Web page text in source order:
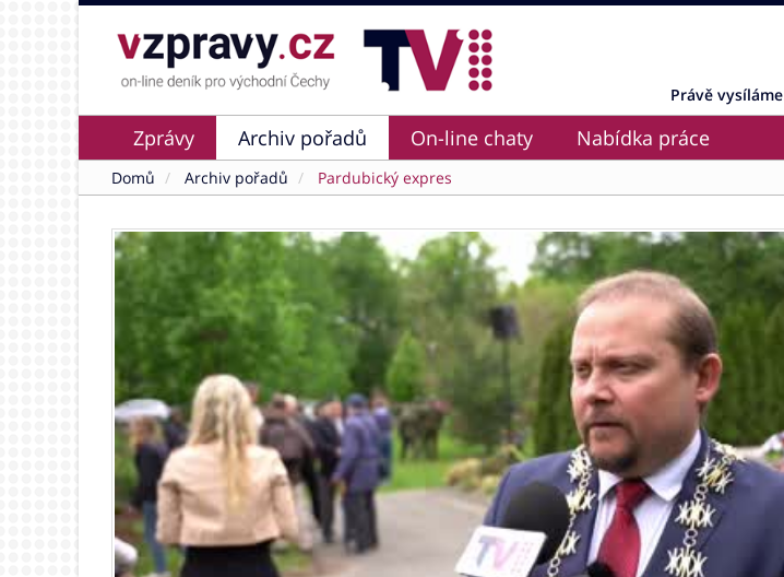
Právě vysíláme
Zprávy Archiv pořadů On-line chaty Nabídka práce
Domů Archiv pořadů Pardubický expres